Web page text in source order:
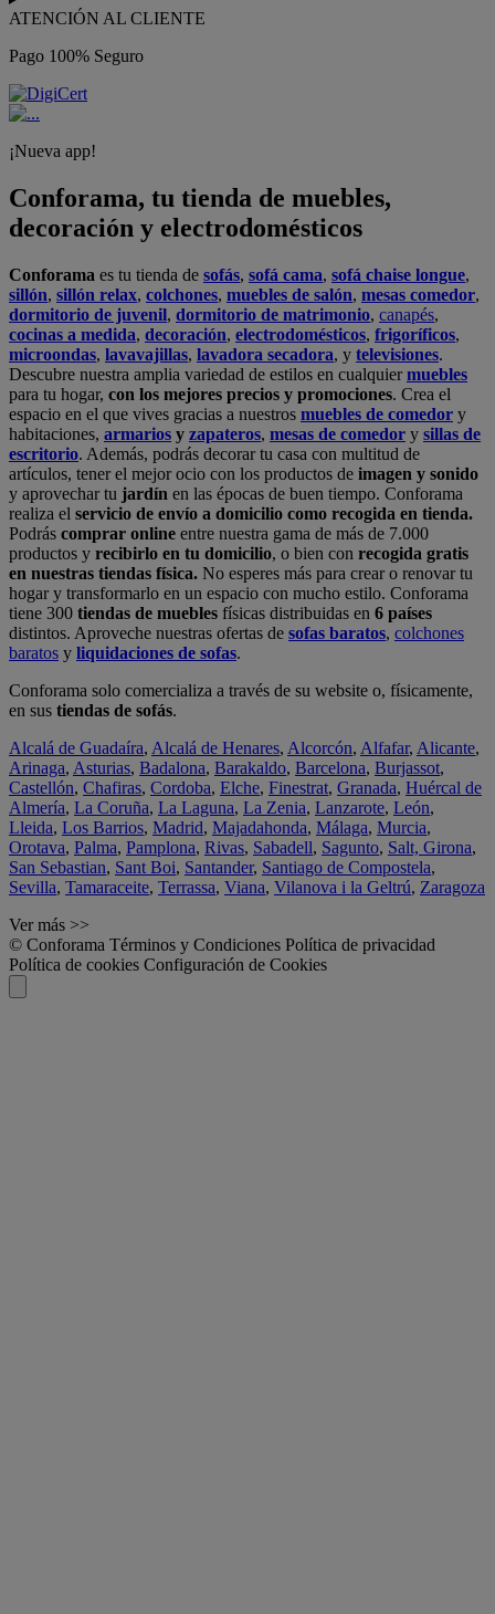
ATENCIÓN AL CLIENTE
Pago 100% Seguro
¡Nueva app!
Conforama, tu tienda de muebles,
decoración y electrodomésticos
Conforama es tu tienda de sofás, sofá cama, sofá chaise longue,
sillón, sillón relax, colchones, muebles de salón, mesas comedor,
dormitorio de juvenil, dormitorio de matrimonio, canapés,
cocinas a medida, decoración, electrodomésticos, frigoríficos,
microondas, lavavajillas, lavadora secadora, y televisiones.
Descubre nuestra amplia variedad de estilos en cualquiermuebles
para tu hogar, con los mejores precios y promociones. Crea el
espacio en el que vives gracias a nuestros muebles de comedor y
habitaciones, armarios y zapateros, mesas de comedor y sillas de
escritorio. Además, podrás decorar tu casa con multitud de
artículos, tener el mejor ocio con los productos de imagen y sonido
y aprovechar tu jardín en las épocas de buen tiempo. Conforama
realiza el servicio de envío a domicilio como recogida en tienda.
Podrás comprar online entre nuestra gama de más de 7.000
productos y recibirlo en tu domicilio, o bien con recogida gratis
en nuestras tiendas física. No esperes más para crear o renovar tu
hogar y transformarlo en un espacio con mucho estilo. Conforama
tiene 300 tiendas de muebles físicas distribuidas en 6 países
distintos. Aproveche nuestras ofertas de sofas baratos, colchones
baratos y liquidaciones de sofas.
Conforama solo comercializa a través de su website o, físicamente,
en sus tiendas de sofás.
Alcalá de Guadaíra, Alcalá de Henares, Alcorcón, Alfafar, Alicante,
Arinaga, Asturias, Badalona, Barakaldo, Barcelona, Burjassot,
Castellón, Chafiras, Cordoba, Elche, Finestrat, Granada, Huércal de
Almería, La Coruña, La Laguna, La Zenia, Lanzarote, León,
Lleida, Los Barrios, Madrid, Majadahonda, Málaga, Murcia,
Orotava, Palma, Pamplona, Rivas, Sabadell, Sagunto, Salt, Girona,
San Sebastian, Sant Boi, Santander, Santiago de Compostela,
Sevilla, Tamaraceite, Terrassa, Viana, Vilanova i la Geltrú, Zaragoza
Ver más >>
© Conforama Términos y Condiciones Política de privacidad
Política de cookies Configuración de Cookies